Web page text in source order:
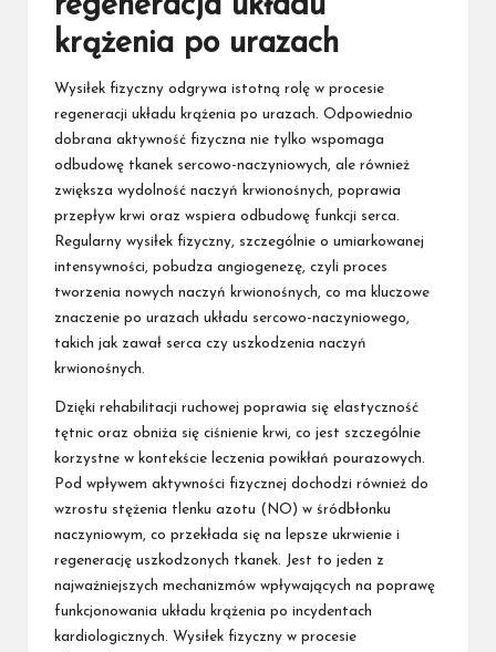
krążenia po urazach
Wysiłek fizyczny odgrywa istotną rolę w procesie
regeneracji układu krążenia po urazach. Odpowiednio
dobrana aktywność fizyczna nie tylko wspomaga
odbudowę tkanek sercowo-naczyniowych, ale również
zwiększa wydolność naczyń krwionośnych, poprawia
przepływ krwi oraz wspiera odbudowę funkcji serca.
Regularny wysiłek fizyczny, szczególnie o umiarkowanej
intensywności, pobudza angiogenezę, czyli proces
tworzenia nowych naczyń krwionośnych, co ma kluczowe
znaczenie po urazach układu sercowo-naczyniowego,
takich jak zawał serca czy uszkodzenia naczyń
krwionośnych.
Dzięki rehabilitacji ruchowej poprawia się elastyczność
tętnic oraz obniża się ciśnienie krwi, co jest szczególnie
korzystne w kontekście leczenia powikłań pourazowych.
Pod wpływem aktywności fizycznej dochodzi również do
wzrostu stężenia tlenku azotu (NO) w śródbłonku
naczyniowym, co przekłada się na lepsze ukrwienie i
regenerację uszkodzonych tkanek. Jest to jeden z
najważniejszych mechanizmów wpływających na poprawę
funkcjonowania układu krążenia po incydentach
kardiologicznych. Wysiłek fizyczny w procesie